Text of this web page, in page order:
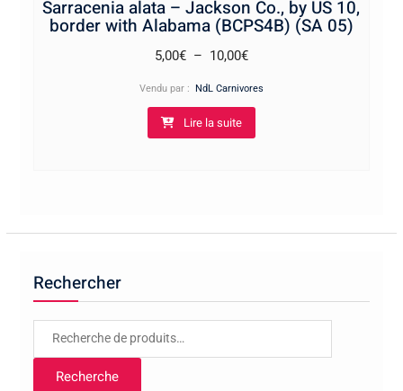
Sarracenia alata – Jackson Co., by US 10,
border with Alabama (BCPS4B) (SA 05)
5,00€ – 10,00€Plage
Vendu par : NdL Carnivores
Lire la suite
Rechercher
Recherche
Recherche